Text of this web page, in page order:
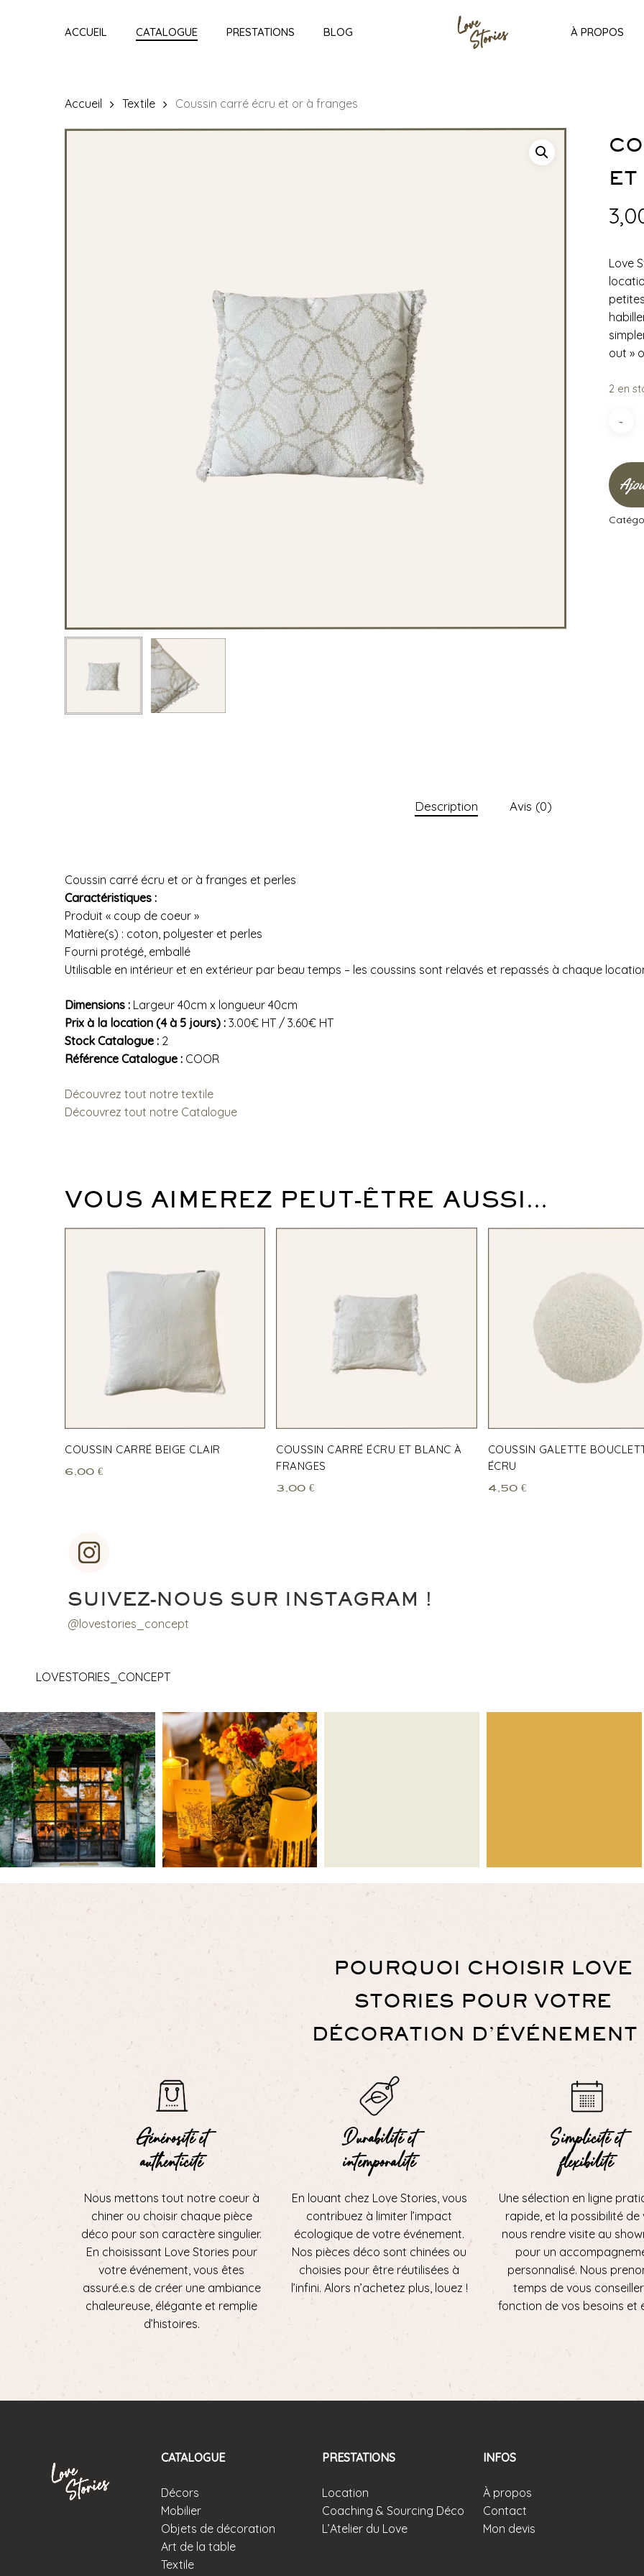
ACCUEIL CATALOGUE PRESTATIONS BLOG À PROPOS
Accueil Textile Coussin carré écru et or à franges
Love
out »
2 en
Description Avis (0)
Coussin carré écru et or à franges et perles
Caractéristiques :
Produit « coup de coeur »
Matière(s) : coton, polyester et perles
Fourni protégé, emballé
Utilisable en intérieur et en extérieur par beau temps – les coussins sont relavés et repassés à chaque
Dimensions : Largeur 40cm x longueur 40cm
Prix à la location (4 à 5 jours) : 3.00€ HT / 3.60€ HT
Stock Catalogue : 2
Référence Catalogue : COOR
Découvrez tout notre textile
Découvrez tout notre Catalogue
VOUS AIMEREZ PEUT-ÊTRE AUSSI…
COUSSIN CARRÉ BEIGE CLAIR
6,00 €
COUSSIN CARRÉ ÉCRU ET BLANC À
FRANGES
3,00€
COUSSIN GALETTE
ÉCRU
4,50 €
SUIVEZ-NOUS SUR INSTAGRAM !
@lovestories_concept
LOVESTORIES_CONCEPT
POURQUOI CHOISIR LOVE
STORIES POUR VOTRE
DÉCORATION D’ÉVÉNEMENT
Générosité et
authenticité
Nous mettons tout notre coeur à
chiner ou choisir chaque pièce
déco pour son caractère singulier.
En choisissant Love Stories pour
votre événement, vous êtes
assuré.e.s de créer une ambiance
chaleureuse, élégante et remplie
d’histoires.
Durabilité et
intemporalité
En louant chez Love Stories, vous
contribuez à limiter l’impact
écologique de votre événement.
Nos pièces déco sont chinées ou
choisies pour être réutilisées à
l’infini. Alors n’achetez plus, louez !
Simplicité et
flexibilité
Une sélection en ligne
rapide, et la possibilité de
nous rendre visite au
pour un
personnalisé. Nous
temps de vous
fonction de vos besoins et
CATALOGUE
Décors
Mobilier
Objets de décoration
Art de la table
Textile
PRESTATIONS
Location
Coaching & Sourcing Déco
L’Atelier du Love
INFOS
À propos
Contact
Mon devis